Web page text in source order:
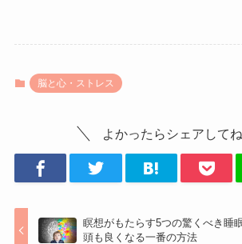
脳と心・ストレス
よかったらシェアしてね
瞑想がもたらす5つの驚くべき睡
頭も良くなる一番の方法